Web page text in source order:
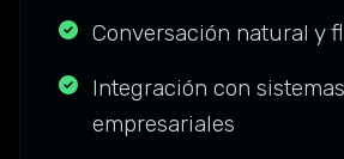
Conversación natural y
Integración con sistemas
empresariales